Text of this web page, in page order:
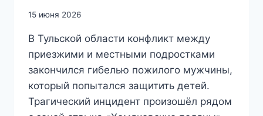
15 июня 2026
В Тульской области конфликт между
приезжими и местными подростками
закончился гибелью пожилого мужчины,
который попытался защитить детей.
Трагический инцидент произошёл рядом